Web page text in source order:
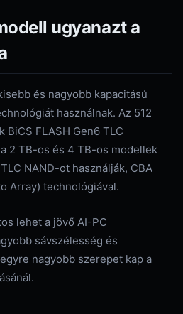
ugyanazt a
és nagyobb kapacitású
használnak. Az 512
BiCS FLASH Gen6 TLC
2 TB-os és 4 TB-os modellek
NAND-ot használják, CBA
Array) technológiával.
lehet a jövő AI-PC
sávszélesség és
nagyobb szerepet kap a